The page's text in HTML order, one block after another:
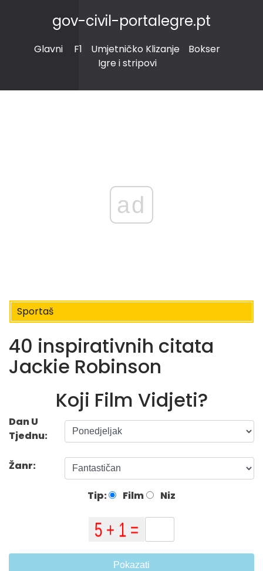
gov-civil-portalegre.pt
Glavni F1 Umjetničko Klizanje
Bokser
Igre i stripovi
ad
Sportaš
40 inspirativnih citata
Jackie Robinson
Koji Film Vidjeti?
Dan U
Tjednu:
Žanr:
Tip: Film Niz
Pokazati